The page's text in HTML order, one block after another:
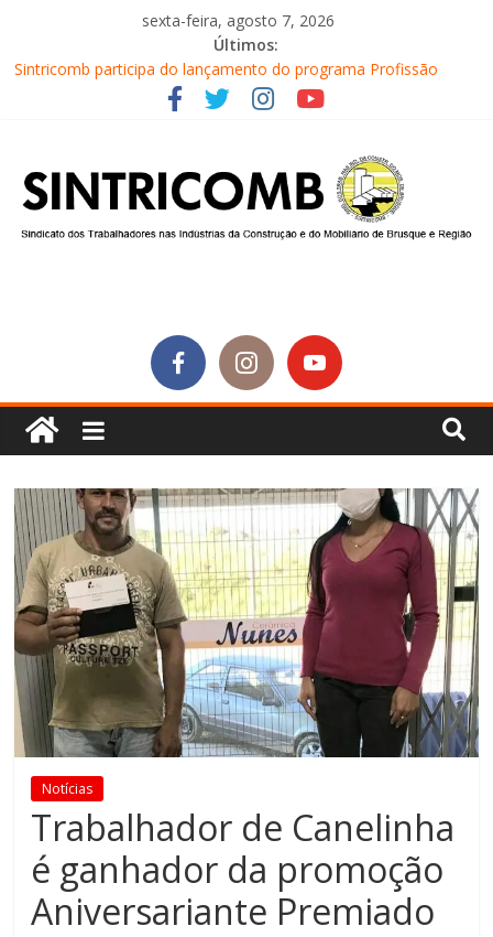
sexta-feira, agosto 7, 2026
Últimos:
Sintricomb participa do lançamento do programa Profissão
Construir em Brusque
Equipe do SINTRICOMB realiza mais uma edição do Café na
Conselho Fiscal do SINTRICOMB realiza avaliação das contas do
sindicato
Diretores do SINTRICOMB são eleitos para a direção da Nova
Central Sindical de SC
Notícias
Trabalhador de Canelinha
é ganhador da promoção
Aniversariante Premiado